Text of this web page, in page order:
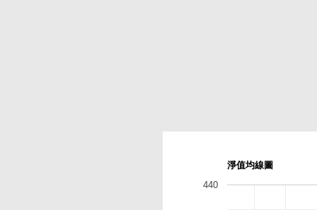
淨值均線圖
440